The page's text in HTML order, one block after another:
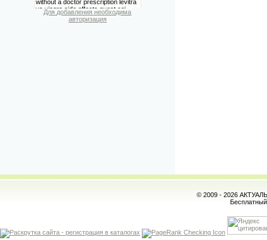
Для добавления необходима
авторизация
© 2009 - 2026